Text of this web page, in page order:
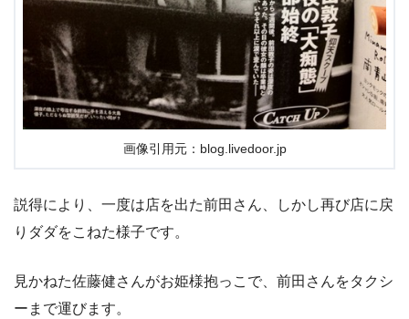
画像引用元：blog.livedoor.jp
説得により、一度は店を出た前田さん、しかし再び店に戻
りダダをこねた様子です。
見かねた佐藤健さんがお姫様抱っこで、前田さんをタクシ
ーまで運びます。